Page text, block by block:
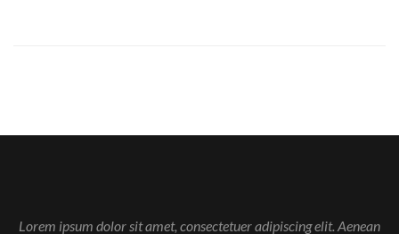
Lorem ipsum dolor sit amet, consectetuer adipiscing elit. Aenean